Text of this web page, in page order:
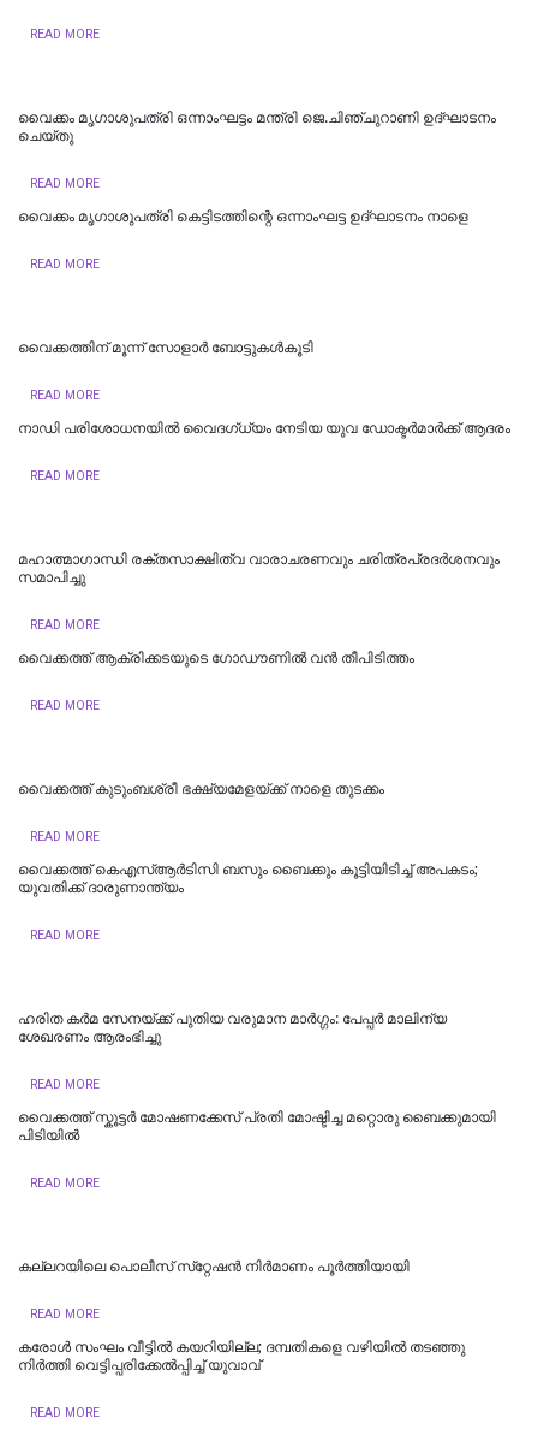
READ MORE
വൈക്കം മൃഗാശുപത്രി ഒന്നാംഘട്ടം മന്ത്രി ജെ.ചിഞ്ചുറാണി ഉദ്ഘാടനം
ചെയ്തു
READ MORE
വൈക്കം മൃഗാശുപത്രി കെട്ടിടത്തിന്റെ ഒന്നാംഘട്ട ഉദ്ഘാടനം നാളെ
READ MORE
വൈക്കത്തിന് മൂന്ന് സോളാർ ബോട്ടുകൾകൂടി
READ MORE
നാഡി പരിശോധനയിൽ വൈദഗ്ധ്യം നേടിയ യുവ ഡോക്ടർമാർക്ക് ആദരം
READ MORE
മഹാത്മാഗാന്ധി രക്തസാക്ഷിത്വ വാരാചരണവും ചരിത്രപ്രദർശനവും
സമാപിച്ചു
READ MORE
വൈക്കത്ത് ആക്രിക്കടയുടെ ഗോഡൗണിൽ വൻ തീപിടിത്തം
READ MORE
വൈക്കത്ത് കുടുംബശ്രീ ഭക്ഷ്യമേളയ്ക്ക് നാളെ തുടക്കം
READ MORE
വൈക്കത്ത് കെഎസ്ആർടിസി ബസും ബൈക്കും കൂട്ടിയിടിച്ച് അപകടം;
യുവതിക്ക് ദാരുണാന്ത്യം
READ MORE
ഹരിത കർമ സേനയ്ക്ക് പുതിയ വരുമാന മാർഗ്ഗം: പേപ്പർ മാലിന്യ
ശേഖരണം ആരംഭിച്ചു
READ MORE
വൈക്കത്ത് സ്കൂട്ടർ മോഷണക്കേസ് പ്രതി മോഷ്ടിച്ച മറ്റൊരു ബൈക്കുമായി
പിടിയിൽ
READ MORE
കല്ലറയിലെ പൊലീസ് സ്‌റ്റേഷൻ നിർമാണം പൂർത്തിയായി
READ MORE
കരോൾ സംഘം വീട്ടിൽ കയറിയില്ല; ദമ്പതികളെ വഴിയില്‍ തടഞ്ഞു
നിര്‍ത്തി വെട്ടിപ്പരിക്കേല്‍പ്പിച്ച്‌ യുവാവ്
READ MORE